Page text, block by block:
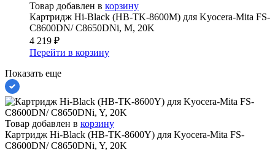
Товар добавлен в корзину
Картридж Hi-Black (HB-TK-8600M) для Kyocera-Mita FS-
C8600DN/ C8650DNi, M, 20K
4 219 ₽
Перейти в корзину
Показать еще
Товар добавлен в корзину
Картридж Hi-Black (HB-TK-8600Y) для Kyocera-Mita FS-
C8600DN/ C8650DNi, Y, 20K